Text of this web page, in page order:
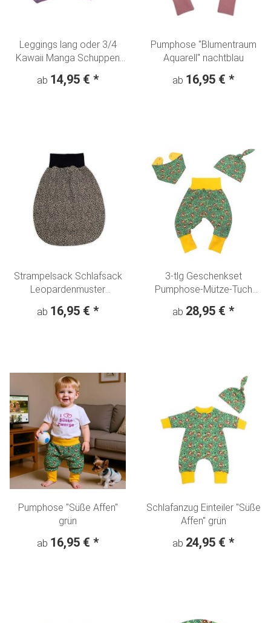
Leggings lang oder 3/4
Kawaii Manga Schuppen
ab 14,95 € *
Pumphose "Blumentraum
Aquarell" nachtblau
ab 16,95 € *
Strampelsack Schlafsack
Leopardenmuster
ab 16,95 € *
3-tlg Geschenkset
Pumphose-Mütze-Tuch
ab 28,95 € *
Pumphose "Süße Affen"
grün
ab 16,95 € *
Schlafanzug Einteiler "Süße
Affen" grün
ab 24,95 € *